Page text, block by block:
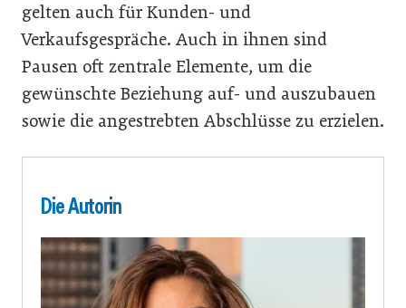
gelten auch für Kunden- und
Verkaufsgespräche. Auch in ihnen sind
Pausen oft zentrale Elemente, um die
gewünschte Beziehung auf- und auszubauen
sowie die angestrebten Abschlüsse zu erzielen.
Die Autorin